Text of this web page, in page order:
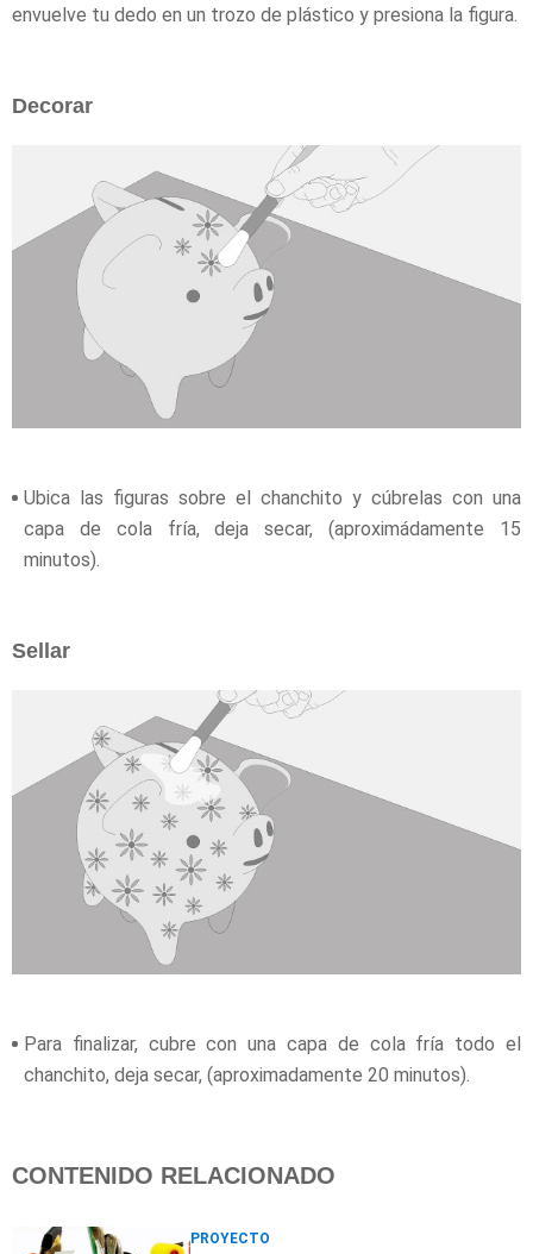
envuelve tu dedo en un trozo de plástico y presiona la figura.
Decorar
Ubica las figuras sobre el chanchito y cúbrelas con una
capa de cola fría, deja secar, (aproximádamente 15
minutos).
Sellar
Para finalizar, cubre con una capa de cola fría todo el
chanchito, deja secar, (aproximadamente 20 minutos).
CONTENIDO RELACIONADO
PROYECTO